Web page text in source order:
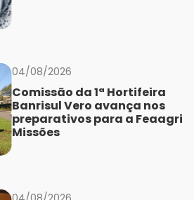
04/08/2026
Comissão da 1ª Hortifeira
Banrisul Vero avança nos
preparativos para a Feaagri
Missões